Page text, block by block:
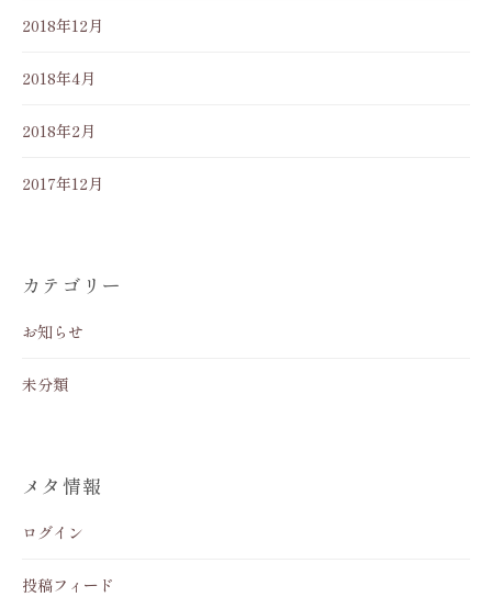
2018年12月
2018年4月
2018年2月
2017年12月
カテゴリー
お知らせ
未分類
メタ情報
ログイン
投稿フィード